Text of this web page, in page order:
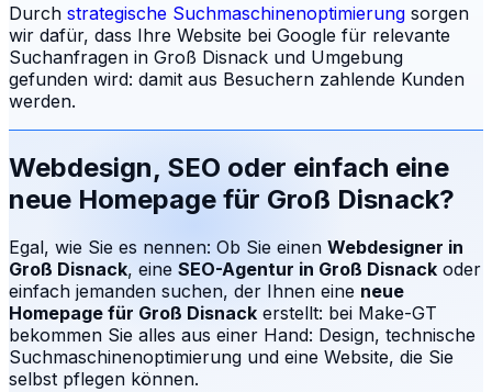
Durch strategische Suchmaschinenoptimierung sorgen
wir dafür, dass Ihre Website bei Google für relevante
Suchanfragen in Groß Disnack und Umgebung
gefunden wird: damit aus Besuchern zahlende Kunden
werden.
Webdesign, SEO oder einfach eine
neue Homepage für Groß Disnack?
Egal, wie Sie es nennen: Ob Sie einen Webdesigner in
Groß Disnack, eine SEO-Agentur in Groß Disnack oder
einfach jemanden suchen, der Ihnen eine neue
Homepage für Groß Disnack erstellt: bei Make-GT
bekommen Sie alles aus einer Hand: Design, technische
Suchmaschinenoptimierung und eine Website, die Sie
selbst pflegen können.